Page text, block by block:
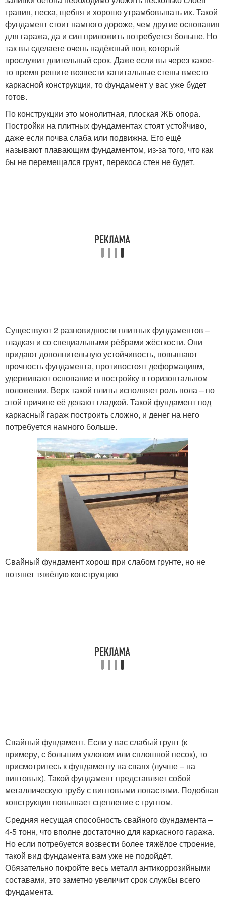
гравия, песка, щебня и хорошо утрамбовывать их. Такой
фундамент стоит намного дороже, чем другие основания
для гаража, да и сил приложить потребуется больше. Но
так вы сделаете очень надёжный пол, который
прослужит длительный срок. Даже если вы через какое-
то время решите возвести капитальные стены вместо
каркасной конструкции, то фундамент у вас уже будет
готов.
По конструкции это монолитная, плоская ЖБ опора.
Постройки на плитных фундаментах стоят устойчиво,
даже если почва слаба или подвижна. Его ещё
называют плавающим фундаментом, из-за того, что как
бы не перемещался грунт, перекоса стен не будет.
Существуют 2 разновидности плитных фундаментов –
гладкая и со специальными рёбрами жёсткости. Они
придают дополнительную устойчивость, повышают
прочность фундамента, противостоят деформациям,
удерживают основание и постройку в горизонтальном
положении. Верх такой плиты исполняет роль пола – по
этой причине её делают гладкой. Такой фундамент под
каркасный гараж построить сложно, и денег на него
потребуется намного больше.
Свайный фундамент хорош при слабом грунте, но не
потянет тяжёлую конструкцию
Свайный фундамент. Если у вас слабый грунт (к
примеру, с большим уклоном или сплошной песок), то
присмотритесь к фундаменту на сваях (лучше – на
винтовых). Такой фундамент представляет собой
металлическую трубу с винтовыми лопастями. Подобная
конструкция повышает сцепление с грунтом.
Средняя несущая способность свайного фундамента –
4-5 тонн, что вполне достаточно для каркасного гаража.
Но если потребуется возвести более тяжёлое строение,
такой вид фундамента вам уже не подойдёт.
Обязательно покройте весь металл антикоррозийными
составами, это заметно увеличит срок службы всего
фундамента.